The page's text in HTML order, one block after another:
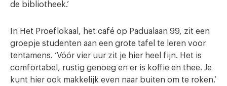
de bibliotheek.’
In Het Proeflokaal, het café op Padualaan 99, zit een
groepje studenten aan een grote tafel te leren voor
tentamens. ‘Vóór vier uur zit je hier heel fijn. Het is
comfortabel, rustig genoeg en er is koffie en thee. Je
kunt hier ook makkelijk even naar buiten om te roken.’